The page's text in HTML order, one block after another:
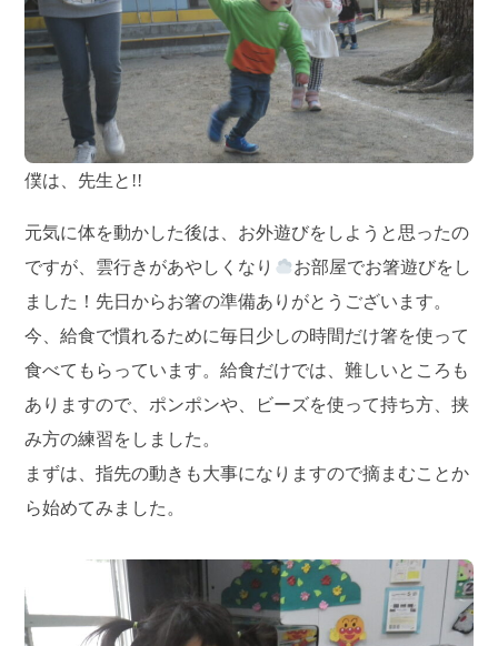
僕は、先生と!!
元気に体を動かした後は、お外遊びをしようと思ったの
ですが、雲行きがあやしくなり
お部屋でお箸遊びをし
ました！先日からお箸の準備ありがとうございます。
今、給食で慣れるために毎日少しの時間だけ箸を使って
食べてもらっています。給食だけでは、難しいところも
ありますので、ポンポンや、ビーズを使って持ち方、挟
み方の練習をしました。
まずは、指先の動きも大事になりますので摘まむことか
ら始めてみました。